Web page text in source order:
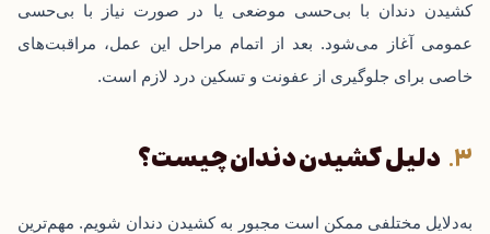
کشیدن دندان با بی‌حسی موضعی یا در صورت‌ نیاز با بی‌حسی
عمومی آغاز می‌شود. بعد از اتمام مراحل این عمل، مراقبت‌های
خاصی برای جلوگیری از عفونت و تسکین درد لازم است.
دلیل کشیدن دندان چیست؟
به‌دلایل مختلفی ممکن است مجبور به کشیدن دندان شویم. مهم‌ترین